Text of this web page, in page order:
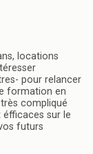
locations
pour relancer
formation en
compliqué
sur le
futurs